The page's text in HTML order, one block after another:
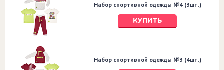
Набор спортивной одежды №4 (3шт.)
КУПИТЬ
Набор спортивной одежды №3 (4шт.)